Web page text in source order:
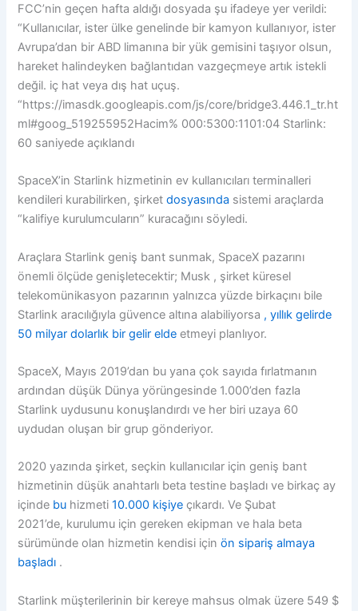
FCC’nin geçen hafta aldığı dosyada şu ifadeye yer verildi:
“Kullanıcılar, ister ülke genelinde bir kamyon kullanıyor, ister
Avrupa’dan bir ABD limanına bir yük gemisini taşıyor olsun,
hareket halindeyken bağlantıdan vazgeçmeye artık istekli
değil. iç hat veya dış hat uçuş.
“https://imasdk.googleapis.com/js/core/bridge3.446.1_tr.ht
ml#goog_519255952Hacim% 000:5300:1101:04 Starlink:
60 saniyede açıklandı
SpaceX’in Starlink hizmetinin ev kullanıcıları terminalleri
kendileri kurabilirken, şirketdosyasında sistemi araçlarda
“kalifiye kurulumcuların” kuracağını söyledi.
Araçlara Starlink geniş bant sunmak, SpaceX pazarını
önemli ölçüde genişletecektir; Musk , şirket küresel
telekomünikasyon pazarının yalnızca yüzde birkaçını bile
Starlink aracılığıyla güvence altına alabiliyorsa , yıllık gelirde
50 milyar dolarlık bir gelir elde etmeyi planlıyor.
SpaceX, Mayıs 2019’dan bu yana çok sayıda fırlatmanın
ardından düşük Dünya yörüngesinde 1.000’den fazla
Starlink uydusunu konuşlandırdı ve her biri uzaya 60
uydudan oluşan bir grup gönderiyor.
2020 yazında şirket, seçkin kullanıcılar için geniş bant
hizmetinin düşük anahtarlı beta testine başladı ve birkaç ay
içinde bu hizmeti10.000 kişiye çıkardı. Ve Şubat
2021’de, kurulumu için gereken ekipman ve hala beta
sürümünde olan hizmetin kendisi içinön sipariş almaya
başladı .
Starlink müşterilerinin bir kereye mahsus olmak üzere 549 $